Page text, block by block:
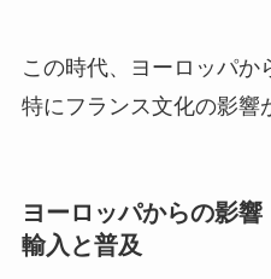
この時代、ヨーロッパか
特にフランス文化の影響
ヨーロッパからの影
輸入と普及